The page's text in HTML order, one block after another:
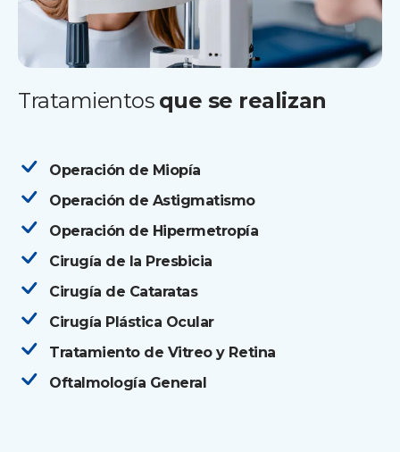
Tratamientos que se realizan
Operación de Miopía
Operación de Astigmatismo
Operación de Hipermetropía
Cirugía de la Presbicia
Cirugía de Cataratas
Cirugía Plástica Ocular
Tratamiento de Vitreo y Retina
Oftalmología General